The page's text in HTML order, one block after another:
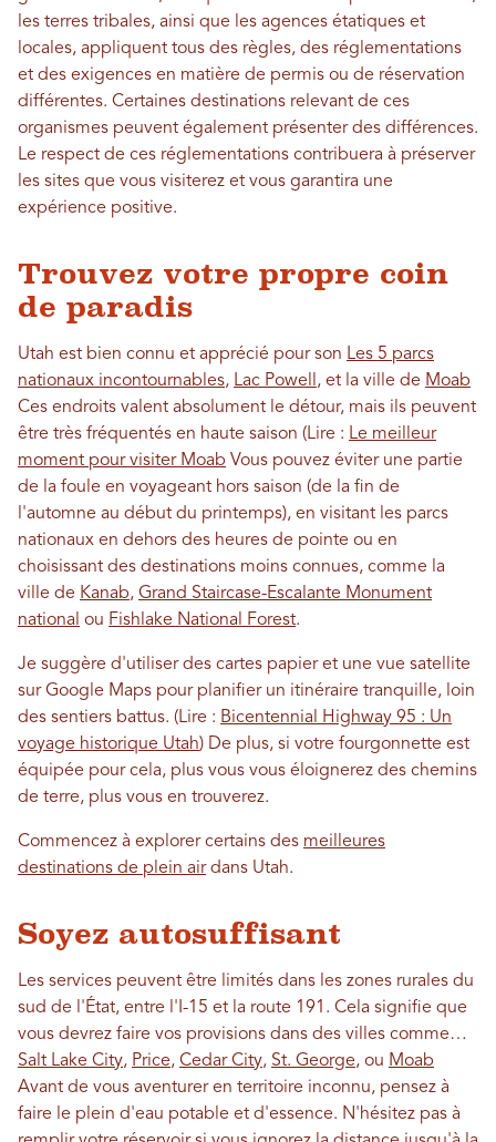
les terres tribales, ainsi que les agences étatiques et
locales, appliquent tous des règles, des réglementations
et des exigences en matière de permis ou de réservation
différentes. Certaines destinations relevant de ces
organismes peuvent également présenter des différences.
Le respect de ces réglementations contribuera à préserver
les sites que vous visiterez et vous garantira une
expérience positive.
Trouvez votre propre coin
de paradis
Utah est bien connu et apprécié pour son Les 5 parcs
nationaux incontournables, Lac Powell , et la ville de Moab
Ces endroits valent absolument le détour, mais ils peuvent
être très fréquentés en haute saison (Lire : Le meilleur
moment pour visiter Moab Vous pouvez éviter une partie
de la foule en voyageant hors saison (de la fin de
l'automne au début du printemps), en visitant les parcs
nationaux en dehors des heures de pointe ou en
choisissant des destinations moins connues, comme la
ville de Kanab, Grand Staircase-Escalante Monument
national ou Fishlake National Forest.
Je suggère d'utiliser des cartes papier et une vue satellite
sur Google Maps pour planifier un itinéraire tranquille, loin
des sentiers battus. (Lire : Bicentennial Highway 95 : Un
voyage historique Utah) De plus, si votre fourgonnette est
équipée pour cela, plus vous vous éloignerez des chemins
de terre, plus vous en trouverez.
Commencez à explorer certains des meilleures
destinations de plein airdans Utah.
Soyez autosuffisant
Les services peuvent être limités dans les zones rurales du
sud de l'État, entre l'I-15 et la route 191. Cela signifie que
vous devrez faire vos provisions dans des villes comme…
Salt Lake City, Price, Cedar City, St. George, ou Moab
Avant de vous aventurer en territoire inconnu, pensez à
faire le plein d'eau potable et d'essence. N'hésitez pas à